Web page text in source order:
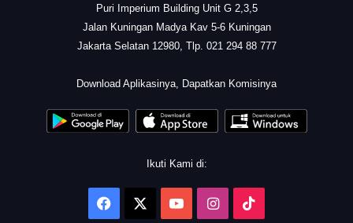
Puri Imperium Building Unit G 2,3,5
Jalan Kuningan Madya Kav 5-6 Kuningan
Jakarta Selatan 12980, Tlp. 021 294 88 777
Download Aplikasinya, Dapatkan Komisinya
Ikuti Kami di:
Facebook YouTubeInstagram